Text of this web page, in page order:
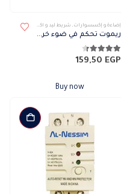
إضاءة و إكسسوارات , شريط ليد و اكسسوارات تركيب
ريموت تحكم في ضوء خرطوم الليد
4.33من 5
159,50 EGP
Buy now